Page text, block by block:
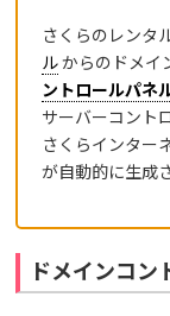
さくらのレンタ
ルからのドメイ
ントロールパネ
サーバーコント
さくらインター
が自動的に生成
ドメインコン